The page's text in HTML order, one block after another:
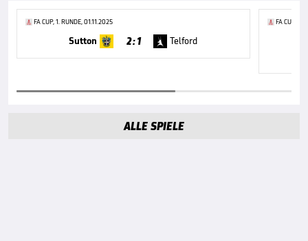
FA CUP, 1. RUNDE, 01.11.2025
Sutton 2 : 1 Telford
FA CUP, 2.
ALLE SPIELE